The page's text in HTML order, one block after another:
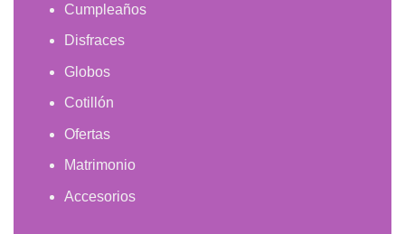
Cumpleaños
Disfraces
Globos
Cotillón
Ofertas
Matrimonio
Accesorios